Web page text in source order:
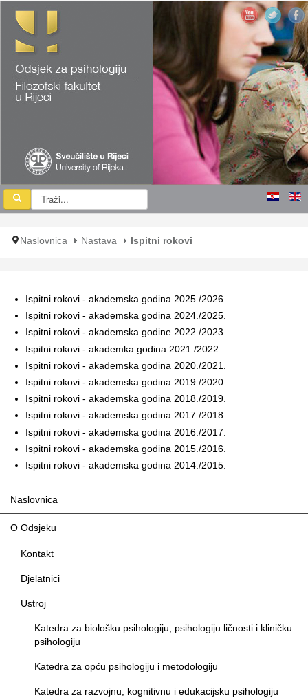
Naslovnica Nastava Ispitni rokovi
Ispitni rokovi - akademska godina 2025./2026
Ispitni rokovi - akademska godina 2024./2025.
Ispitni rokovi - akademska godine 2022./2023.
Ispitni rokovi - akademka godina 2021./2022.
Ispitni rokovi - akademska godina 2020./2021.
Ispitni rokovi - akademska godina 2019./2020.
Ispitni rokovi - akademska godina 2018./2019.
Ispitni rokovi - akademska godina 2017./2018.
Ispitni rokovi - akademska godina 2016./2017.
Ispitni rokovi - akademska godina 2015./2016.
Ispitni rokovi - akademska godina 2014./2015.
Naslovnica
O Odsjeku
Kontakt
Djelatnici
Ustroj
Katedra za biološku psihologiju, psihologiju ličnosti i kliničku
psihologiju
Katedra za opću psihologiju i metodologiju
Katedra za razvojnu, kognitivnu i edukacijsku psihologiju